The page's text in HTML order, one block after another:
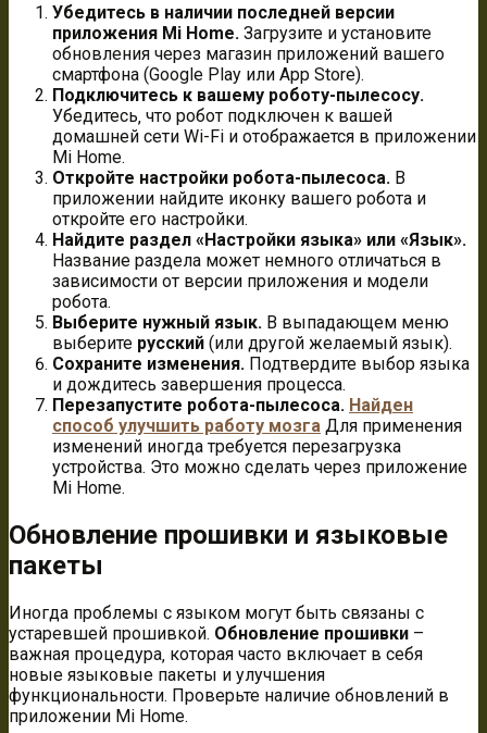
Убедитесь в наличии последней версии
приложения Mi Home. Загрузите и установите
обновления через магазин приложений вашего
смартфона (Google Play или App Store).
Подключитесь к вашему роботу-пылесосу.
Убедитесь‚ что робот подключен к вашей
домашней сети Wi-Fi и отображается в приложении
Mi Home.
Откройте настройки робота-пылесоса. В
приложении найдите иконку вашего робота и
откройте его настройки.
Найдите раздел «Настройки языка» или «Язык».
Название раздела может немного отличаться в
зависимости от версии приложения и модели
робота.
Выберите нужный язык. В выпадающем меню
выберите русский (или другой желаемый язык).
Сохраните изменения. Подтвердите выбор языка
и дождитесь завершения процесса.
Перезапустите робота-пылесоса. Найден
способ улучшить работу мозга Для применения
изменений иногда требуется перезагрузка
устройства. Это можно сделать через приложение
Mi Home.
Обновление прошивки и языковые
пакеты
Иногда проблемы с языком могут быть связаны с
устаревшей прошивкой. Обновление прошивки –
важная процедура‚ которая часто включает в себя
новые языковые пакеты и улучшения
функциональности. Проверьте наличие обновлений в
приложении Mi Home.